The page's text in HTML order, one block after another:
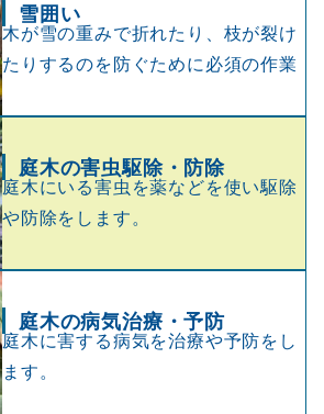
雪囲い
木が雪の重みで折れたり、枝が裂け
たりするのを防ぐために必須の作業
庭木の害虫駆除・防除
庭木にいる害虫を薬などを使い駆除
や防除をします。
庭木の病気治療・予防
庭木に害する病気を治療や予防をし
ます。